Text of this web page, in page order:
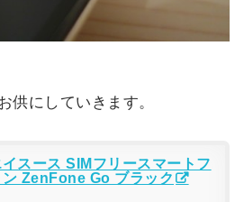
供にしていきます。
イスース SIMフリースマートフ
ン ZenFone Go ブラック